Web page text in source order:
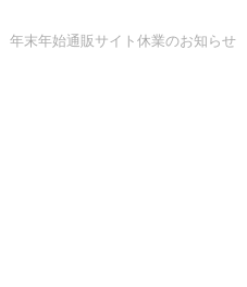
年末年始通販サイト休業のお知らせ